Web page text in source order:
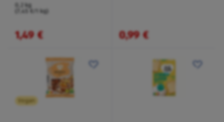
0,2 kg
(7,45 €/1 kg)
1,49 € 0,99 €
Vegan